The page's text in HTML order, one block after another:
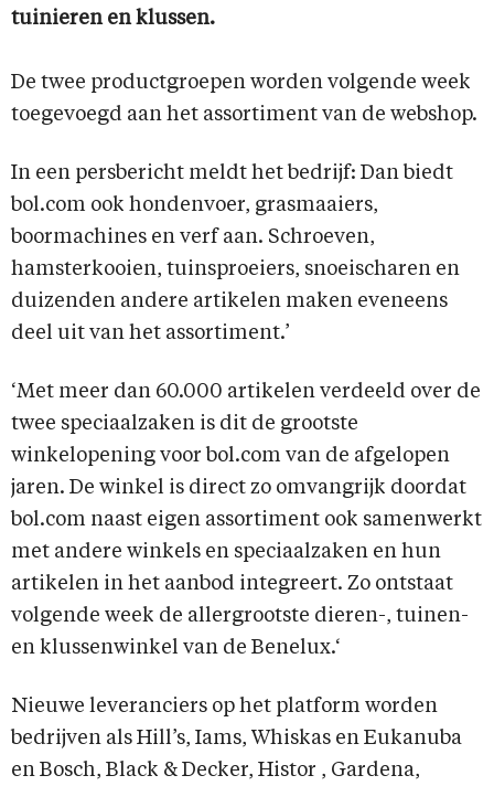
tuinieren en klussen.
De twee productgroepen worden volgende week
toegevoegd aan het assortiment van de webshop.
In een persbericht meldt het bedrijf: Dan biedt
bol.com ook hondenvoer, grasmaaiers,
boormachines en verf aan. Schroeven,
hamsterkooien, tuinsproeiers, snoeischaren en
duizenden andere artikelen maken eveneens
deel uit van het assortiment.’
‘Met meer dan 60.000 artikelen verdeeld over de
twee speciaalzaken is dit de grootste
winkelopening voor bol.com van de afgelopen
jaren. De winkel is direct zo omvangrijk doordat
bol.com naast eigen assortiment ook samenwerkt
met andere winkels en speciaalzaken en hun
artikelen in het aanbod integreert. Zo ontstaat
volgende week de allergrootste dieren-, tuinen-
en klussenwinkel van de Benelux.‘
Nieuwe leveranciers op het platform worden
bedrijven als Hill’s, Iams, Whiskas en Eukanuba
en Bosch, Black & Decker, Histor , Gardena,